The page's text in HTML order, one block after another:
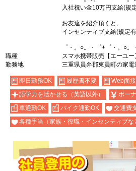
入社祝い金10万円支給(規
お友達を紹介頂くと,
インセンティブ支給(規定
゜・。○。・゜+゜・。○。
職種
スマホ携帯販売【エーユー
勤務地
三重県員弁郡東員町の家電
即日勤務OK 履歴書不要 Web面
語学力を活かせる（英語以外）
ボー
車通勤OK
バイク通勤OK 交通費
各種手当（家族・役職・インセンティブな